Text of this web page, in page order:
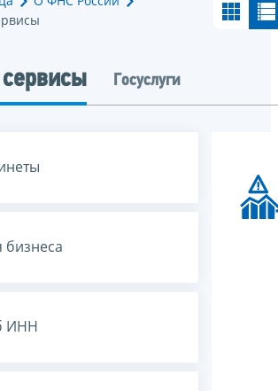
сервисы Госуслуги
бизнеса
ИНН